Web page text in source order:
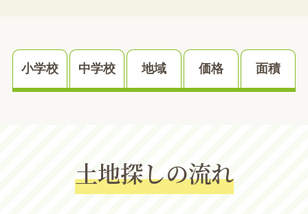
小学校 中学校 地域 価格 面積
土地探しの流れ